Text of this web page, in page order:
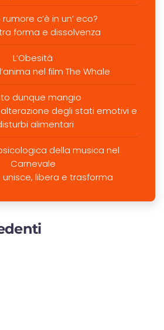
c’è in un’ eco?
forma e dissolvenza
L’Obesità
nel film The Whale
dunque mangio
degli stati emotivi e
alimentari
della musica nel
Carnevale
unisce, libera e trasforma